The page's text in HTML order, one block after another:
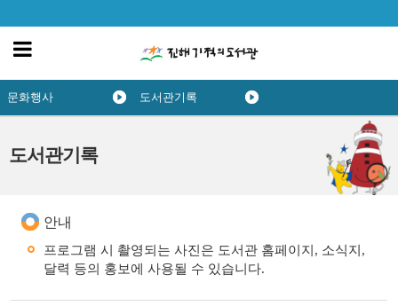
도서관기록
문화행사 도서관기록
안내
프로그램 시 촬영되는 사진은 도서관 홈페이지, 소식지,
달력 등의 홍보에 사용될 수 있습니다.